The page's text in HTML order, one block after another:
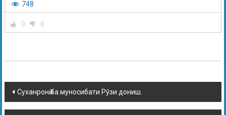
748
0 0
Суханронӣ ба муносибати Рӯзи дониш.